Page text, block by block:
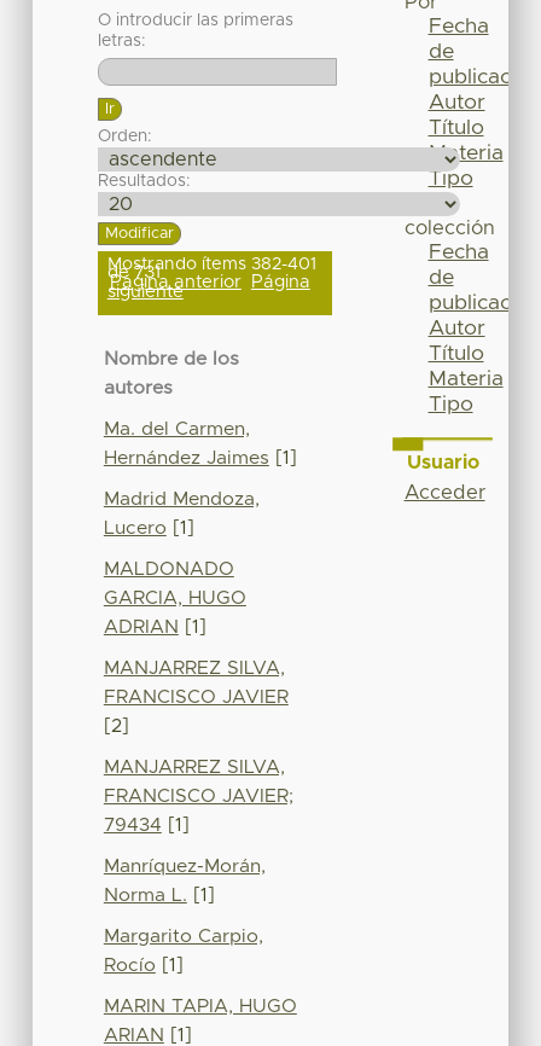
O introducir las primeras
letras:
Orden:
Resultados:
Mostrando ítems 382-401
de 731
Página anterior Página
siguiente
Nombre de los
autores
Ma. del Carmen,
Hernández Jaimes [1]
Madrid Mendoza,
Lucero [1]
MALDONADO
GARCIA, HUGO
ADRIAN
[1]
MANJARREZ SILVA,
FRANCISCO JAVIER
[2]
MANJARREZ SILVA,
FRANCISCO JAVIER;
79434 [1]
Manríquez-Morán,
Norma L. [1]
Margarito Carpio,
Rocío [1]
MARIN TAPIA, HUGO
ARIAN
[1]
Fecha
de
publicación
Autor
Título
Materia
Tipo
colección
Fecha
de
publicación
Autor
Título
Materia
Tipo
Usuario
Acceder